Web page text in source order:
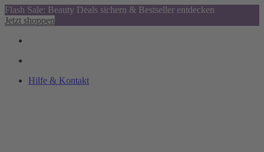
Flash Sale: Beauty Deals sichern & Bestseller entdecken
Jetzt shoppen
Hilfe & Kontakt